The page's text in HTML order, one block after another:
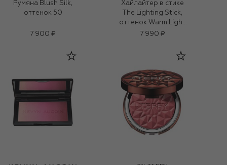
Румяна Blush Silk,
оттенок 50
7 900 ₽
Хайлайтер в стике
The Lighting Stick,
оттенок Warm Light
(9g)
7 990 ₽